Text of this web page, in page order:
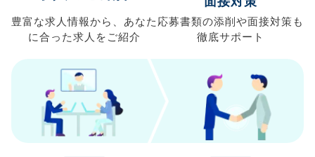
豊富な求人情報から、 あなた
に合った求人を ご紹介
応募書類の添削や面接対策も
徹底サポート